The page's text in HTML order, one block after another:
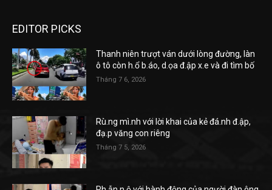
EDITOR PICKS
Thanh niên trượt ván dưới lòng đường, làn
ô tô còn h.ổ b.áo, d.ọa đ.ập x.e và đi tìm bố
Tháng 7 6, 2026
Rù.ng mì.nh với lời khai của kẻ đá.nh đ.ập,
đạ.p văng con riêng
Tháng 7 5, 2026